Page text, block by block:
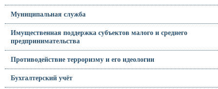
Муниципальная служба
Имущественная поддержка субъектов малого и среднего
предпринимательства
Противодействие терроризму и его идеологии
Бухгалтерский учёт